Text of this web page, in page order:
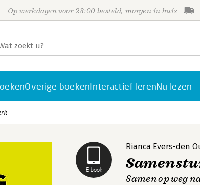
Op werkdagen voor 23:00 besteld, morgen in huis
Overige boekenInteractief lerenNu lezen
E-book
Rianca Evers-den
Samen op weg